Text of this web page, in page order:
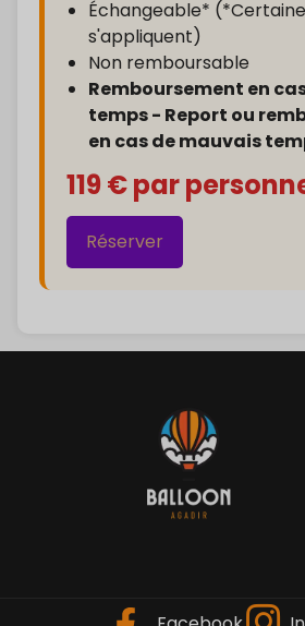
Échangeable*
s'appliquent)
Non remboursable
Remboursement en
temps - Report ou
en cas de mauvais
119 € par
Réserver